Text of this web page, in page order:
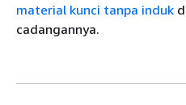
material kunci tanpa induk
cadangannya.